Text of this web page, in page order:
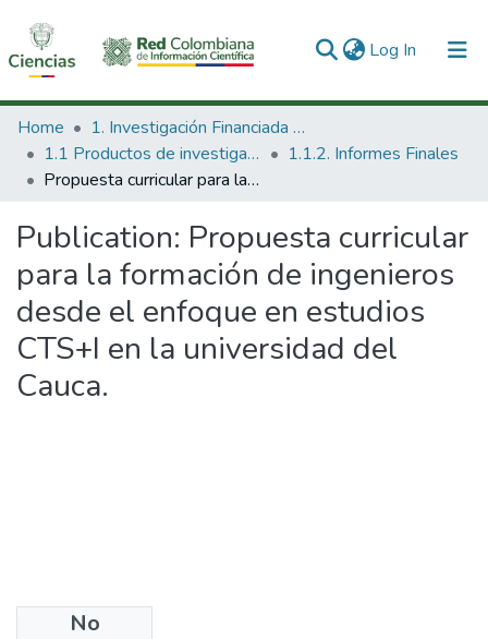
Log In (current)
Communities & Collections
All of DSpace
Home
1. Investigación Financiada con Recursos Públicos
1.1 Productos de investigación
1.1.2. Informes Finales
Propuesta curricular para la formación de ingenieros desde el enfoque en estudios CTS+I en la universidad del Cauca.
Publication: Propuesta curricular
para la formación de ingenieros
desde el enfoque en estudios
CTS+I en la universidad del
Cauca.
No